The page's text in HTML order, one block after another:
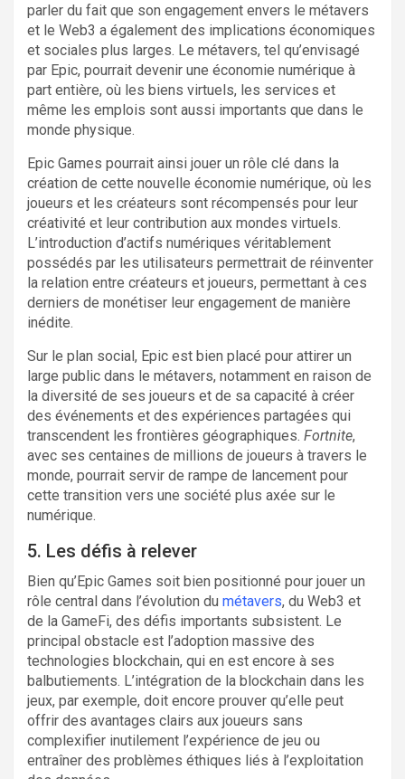
parler du fait que son engagement envers le métavers
et le Web3 a également des implications économiques
et sociales plus larges. Le métavers, tel qu’envisagé
par Epic, pourrait devenir une économie numérique à
part entière, où les biens virtuels, les services et
même les emplois sont aussi importants que dans le
monde physique.
Epic Games pourrait ainsi jouer un rôle clé dans la
création de cette nouvelle économie numérique, où les
joueurs et les créateurs sont récompensés pour leur
créativité et leur contribution aux mondes virtuels.
L’introduction d’actifs numériques véritablement
possédés par les utilisateurs permettrait de réinventer
la relation entre créateurs et joueurs, permettant à ces
derniers de monétiser leur engagement de manière
inédite.
Sur le plan social, Epic est bien placé pour attirer un
large public dans le métavers, notamment en raison de
la diversité de ses joueurs et de sa capacité à créer
des événements et des expériences partagées qui
transcendent les frontières géographiques. Fortnite,
avec ses centaines de millions de joueurs à travers le
monde, pourrait servir de rampe de lancement pour
cette transition vers une société plus axée sur le
numérique.
5. Les défis à relever
Bien qu’Epic Games soit bien positionné pour jouer un
rôle central dans l’évolution du métavers, du Web3 et
de la GameFi, des défis importants subsistent. Le
principal obstacle est l’adoption massive des
technologies blockchain, qui en est encore à ses
balbutiements. L’intégration de la blockchain dans les
jeux, par exemple, doit encore prouver qu’elle peut
offrir des avantages clairs aux joueurs sans
complexifier inutilement l’expérience de jeu ou
entraîner des problèmes éthiques liés à l’exploitation